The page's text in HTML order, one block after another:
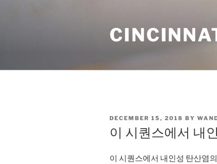
POSTED
DECEMBER 15, 2018 BY
이 시퀀스에서 내
이 시퀀스에서 내인성 탄산염